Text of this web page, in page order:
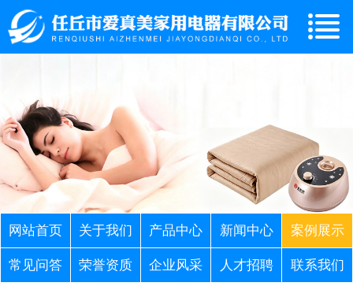
网站首页 关于我们 产品中心 新闻中心 案例展示
常见问答 荣誉资质 企业风采 人才招聘 联系我们